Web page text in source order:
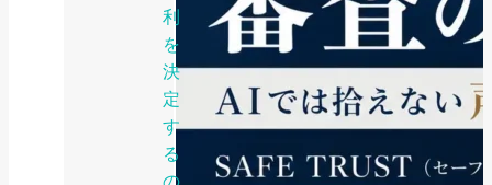
利
を
決
定
す
る
の